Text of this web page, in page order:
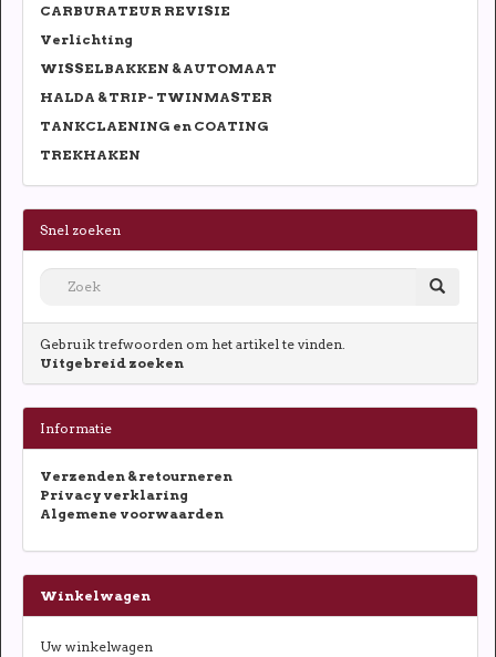
CARBURATEUR REVISIE
Verlichting
WISSELBAKKEN & AUTOMAAT
HALDA & TRIP- TWINMASTER
TANKCLAENING en COATING
TREKHAKEN
Snel zoeken
Gebruik trefwoorden om het artikel te vinden.
Uitgebreid zoeken
Informatie
Verzenden & retourneren
Privacy verklaring
Algemene voorwaarden
Winkelwagen
Uw winkelwagen